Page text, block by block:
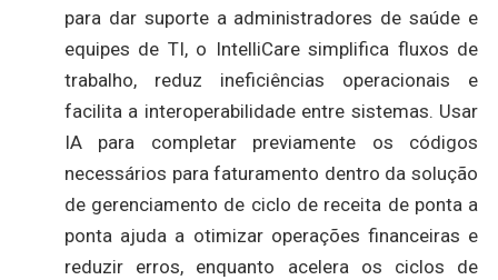
para dar suporte a administradores de saúde e
equipes de TI, o IntelliCare simplifica fluxos de
trabalho, reduz ineficiências operacionais e
facilita a interoperabilidade entre sistemas. Usar
IA para completar previamente os códigos
necessários para faturamento dentro da solução
de gerenciamento de ciclo de receita de ponta a
ponta ajuda a otimizar operações financeiras e
reduzir erros, enquanto acelera os ciclos de